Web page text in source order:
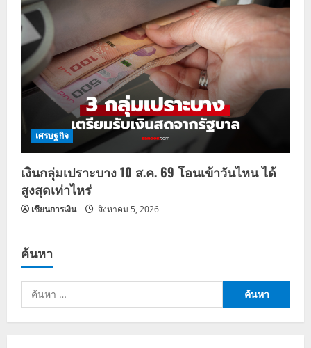
เศรษฐกิจ
เงินกลุ่มเปราะบาง 10 ส.ค. 69 โอนเข้าวันไหน ได้
สูงสุดเท่าไหร่
เซียนการเงิน สิงหาคม 5, 2026
ค้นหา
ค้นหา
สำหรับ: